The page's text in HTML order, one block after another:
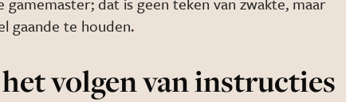
gaande te houden.
volgen van instructies